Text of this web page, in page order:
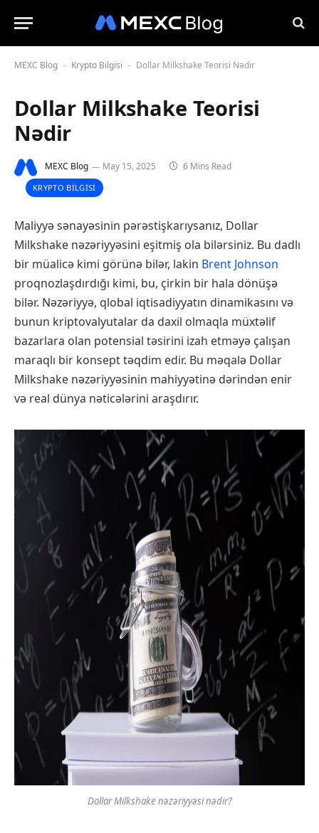
MEXC Blog - Krypto Bilgisi - Dollar Milkshake Teorisi Nədir
Dollar Milkshake Teorisi
Nədir
MEXC Blog May 15, 2025 6 Mins Read
KRYPTO BILGISI
Maliyyə sənayəsinin pərəstişkarıysanız, Dollar
Milkshake nəzəriyyəsini eşitmiş ola bilərsiniz. Bu dadlı
bir müalicə kimi görünə bilər, lakin Brent Johnson
proqnozlaşdırdığı kimi, bu, çirkin bir hala dönüşə
bilər. Nəzəriyyə, qlobal iqtisadiyyatın dinamikasını və
bunun kriptovalyutalar da daxil olmaqla müxtəlif
bazarlara olan potensial təsirini izah etməyə çalışan
maraqlı bir konsept təqdim edir. Bu məqalə Dollar
Milkshake nəzəriyyəsinin mahiyyətinə dərindən enir
və real dünya nəticələrini araşdırır.
Dollar Milkshake nəzəriyyəsi nədir?